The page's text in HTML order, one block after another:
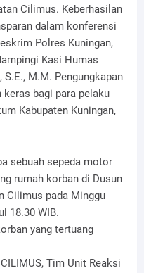
Cilimus. Keberhasilan
dalam konferensi
Polres Kuningan,
Kasi Humas
M.M. Pengungkapan
bagi para pelaku
Kabupaten Kuningan,
sebuah sepeda motor
rumah korban di Dusun
Cilimus pada Minggu
18.30 WIB.
yang tertuang
Tim Unit Reaksi